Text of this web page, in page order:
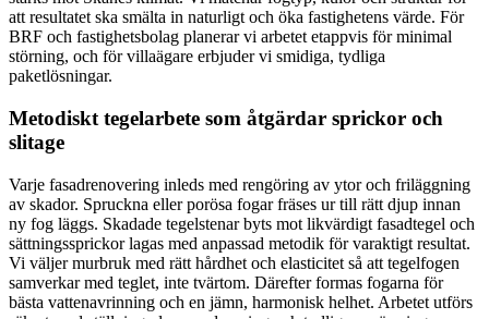
att resultatet ska smälta in naturligt och öka fastighetens värde. För
BRF och fastighetsbolag planerar vi arbetet etappvis för minimal
störning, och för villaägare erbjuder vi smidiga, tydliga
paketlösningar.
Metodiskt tegelarbete som åtgärdar sprickor och
slitage
Varje fasadrenovering inleds med rengöring av ytor och friläggning
av skador. Spruckna eller porösa fogar fräses ur till rätt djup innan
ny fog läggs. Skadade tegelstenar byts mot likvärdigt fasadtegel och
sättningssprickor lagas med anpassad metodik för varaktigt resultat.
Vi väljer murbruk med rätt hårdhet och elasticitet så att tegelfogen
samverkar med teglet, inte tvärtom. Därefter formas fogarna för
bästa vattenavrinning och en jämn, harmonisk helhet. Arbetet utförs